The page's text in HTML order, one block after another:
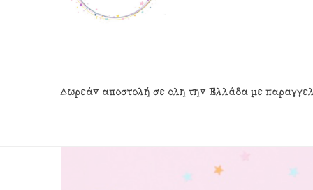
Μπομπονιέρες Αγόρι
Προσκλητήρια Αγόρι
Προσκλητήρια Κορίτσι
Δωρεάν αποστολή σε όλη την Ελλάδα με